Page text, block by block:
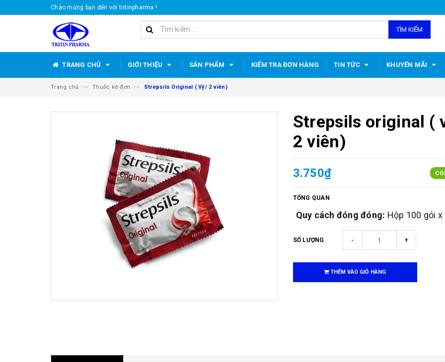
Chào mừng bạn đến với tritinpharma !
TÌM KIẾM
TRANG CHỦ GIỚI THIỆU SẢN PHẨM KIỂM TRA ĐƠN HÀNG TIN TỨC KHUYẾN MÃI
Trang chủ Thuốc kê đơn Strepsils Original ( Vỹ/ 2 viên)
Strepsils original (
2 viên)
3.750₫
TỔNG QUAN
Quy cách đóng đóng: Hộp 100 gói x
SỐ LƯỢNG - +
THÊM VÀO GIỎ HÀNG